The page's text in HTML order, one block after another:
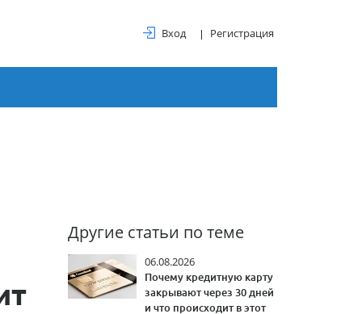
Вход Регистрация
Другие статьи по теме
06.08.2026
Почему кредитную карту
закрывают через 30 дней
и что происходит в этот